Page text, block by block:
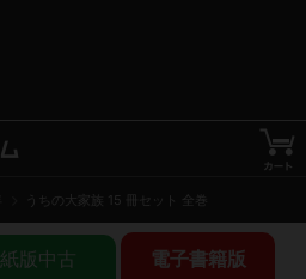
うちの大家族 15 冊セット 全巻
紙版中古 電子書籍版